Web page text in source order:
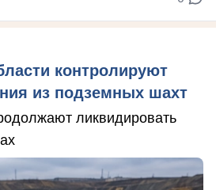
контролируют
из подземных шахт
ликвидировать